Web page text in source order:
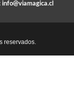
info@viamagica.cl
reservados.